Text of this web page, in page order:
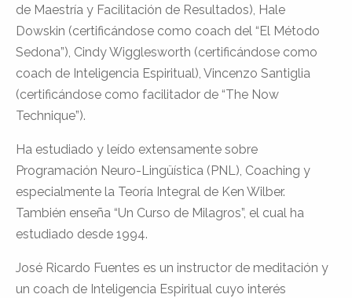
de Maestría y Facilitación de Resultados), Hale
Dowskin (certificándose como coach del “El Método
Sedona”), Cindy Wigglesworth (certificándose como
coach de Inteligencia Espiritual), Vincenzo Santiglia
(certificándose como facilitador de “The Now
Technique”).
Ha estudiado y leído extensamente sobre
Programación Neuro-Lingüística (PNL), Coaching y
especialmente la Teoría Integral de Ken Wilber.
También enseña “Un Curso de Milagros”, el cual ha
estudiado desde 1994.
José Ricardo Fuentes es un instructor de meditación y
un coach de Inteligencia Espiritual cuyo interés